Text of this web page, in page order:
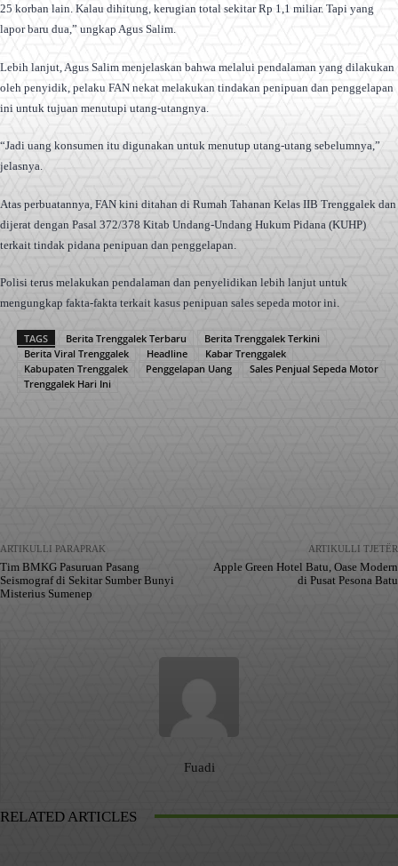
25 korban lain. Kalau dihitung, kerugian total sekitar Rp 1,1 miliar. Tapi yang
lapor baru dua,” ungkap Agus Salim.
Lebih lanjut, Agus Salim menjelaskan bahwa melalui pendalaman yang dilakukan
oleh penyidik, pelaku FAN nekat melakukan tindakan penipuan dan penggelapan
ini untuk tujuan menutupi utang-utangnya.
“Jadi uang konsumen itu digunakan untuk menutup utang-utang sebelumnya,”
jelasnya.
Atas perbuatannya, FAN kini ditahan di Rumah Tahanan Kelas IIB Trenggalek dan
dijerat dengan Pasal 372/378 Kitab Undang-Undang Hukum Pidana (KUHP)
terkait tindak pidana penipuan dan penggelapan.
Polisi terus melakukan pendalaman dan penyelidikan lebih lanjut untuk
mengungkap fakta-fakta terkait kasus penipuan sales sepeda motor ini.
TAGS Berita Trenggalek Terbaru
Berita Trenggalek Terkini
Berita Viral Trenggalek
Headline
Kabar Trenggalek
Kabupaten Trenggalek
Penggelapan Uang
Sales Penjual Sepeda Motor
Trenggalek Hari Ini
ARTIKULLI PARAPRAK
Tim BMKG Pasuruan Pasang
Seismograf di Sekitar Sumber Bunyi
Misterius Sumenep
ARTIKULLI TJETËR
Apple Green Hotel Batu, Oase Modern
di Pusat Pesona Batu
Fuadi
RELATED ARTICLES